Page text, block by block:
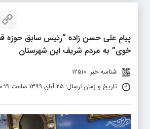
پیامِ علی حسن زاده “رئیس سابق حوزه
خوی” به مردم شریف این شهرستان
شناسه خبر: 12510
تاریخ و زمان ارسال: 25 آبان 1399 ساعت 10:19